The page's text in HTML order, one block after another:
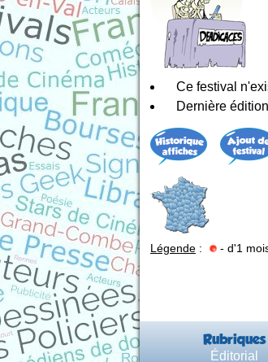
Ce festival
Dernière
Légende : - d'1
Rubriques
Éditorial